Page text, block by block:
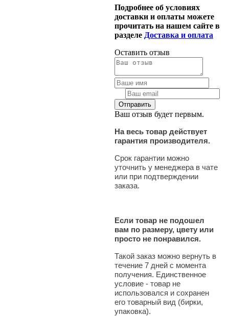
Подробнее об условиях
доставки и оплаты можете
прочитать на нашем сайте в
разделе Доставка и оплата
Оставить отзыв
Ваш отзыв будет первым.
На весь товар действует
гарантия производителя.
Срок гарантии можно
уточнить у менеджера в чате
или при подтверждении
заказа.
Если товар не подошел
вам по размеру, цвету или
просто не понравился.
Такой заказ можно вернуть в
течение 7 дней с момента
получения. Единственное
условие - товар не
использовался и сохранен
его товарный вид (бирки,
упаковка).